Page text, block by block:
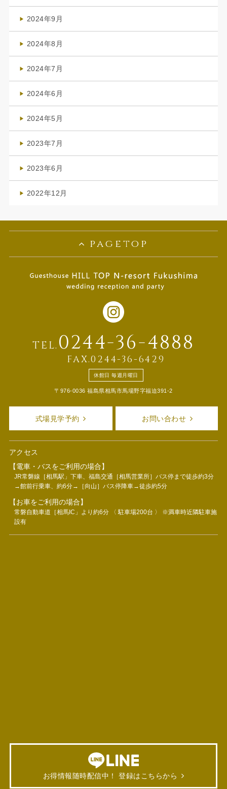
2024年9月
2024年8月
2024年7月
2024年6月
2024年5月
2023年7月
2023年6月
2022年12月
pagetop
TEL. 0244-36-4888
FAX.0244-36-6429
休館日 毎週月曜日
〒976-0036 福島県相馬市馬場野字福迫391-2
式場見学予約 お問い合わせ
アクセス
【電車・バスをご利用の場合】
JR常磐線［相馬駅」下車、福島交通［相馬営業所］バス停まで徒歩約3分
→館前行乗車、約6分→［向山］バス停降車→徒歩約5分
【お車をご利用の場合】
常磐自動車道［相馬IC」より約6分 〈 駐車場200台 〉 ※満車時近隣駐車施
設有
お得情報随時配信中！ 登録はこちらから